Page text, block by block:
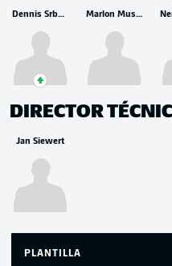
Dennis Srbeny Marlon Mustapha
DIRECTOR
Jan Siewert
PLANTILLA